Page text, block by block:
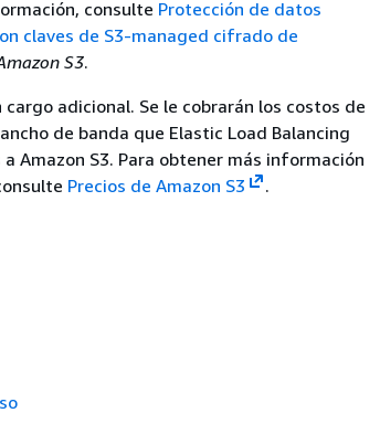
consulte Protección de datos
claves de S3-managed cifrado de
S3.
adicional. Se le cobrarán los costos de
de banda que Elastic Load Balancing
Amazon S3. Para obtener más información
Precios de Amazon S3
.